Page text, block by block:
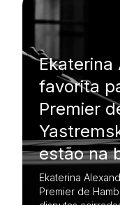
Ekaterina
favorita
Premier
estão na
Ekaterina
Premier de